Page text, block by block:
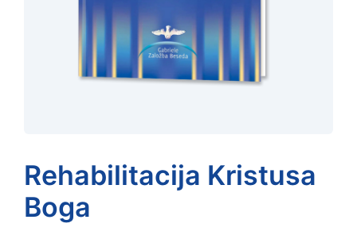
Rehabilitacija Kristusa
Boga